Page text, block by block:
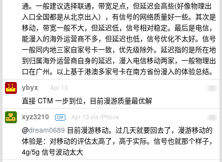
通。一般建议选择联通，带宽足点，但延迟会高些(好像物理出
入口全国都是从北京出入），有信号的网络质量好一些。其次是
移动，带宽一般不大，但延迟低，信号相对稳定。最后是电信，
能漫入的海外运营商不多，但延迟也低，信号优化不太好。信号
一般同内地三家自家号卡一致，优先级除外。延迟指的是所在地
到归属海外运营商自身的延迟，漫入电信移动两家，一般物理出
口在广州。以上基于港澳多家号卡在南方省份漫入的体验总结。
31
ybyx Apr 13
直接 CTM 一步到位，目前漫游质量最优解
32
xyz3210 OP Apr 13 via iPhone
@dream0689 目前漫游移动。过几天就要回去了，漫游移动的
体验是：对移动的评估太高了，高于实际。信号也就那个样子，
4g/5g 信号波动太大